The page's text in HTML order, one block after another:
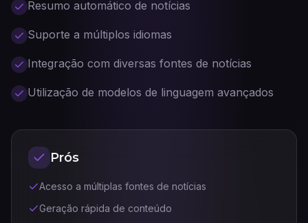
Resumo automático de notícias
Suporte a múltiplos idiomas
Integração com diversas fontes de notícias
Utilização de modelos de linguagem avançados
Prós
Acesso a múltiplas fontes de notícias
Geração rápida de conteúdo